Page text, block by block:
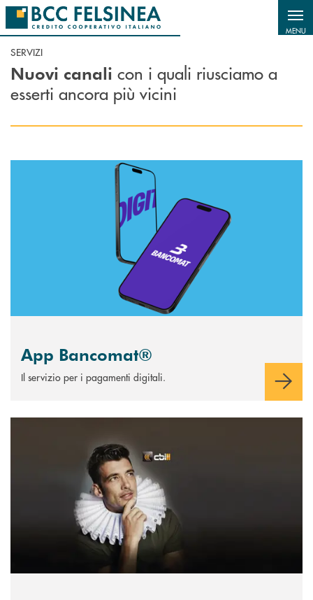
Salta al contenuto principale
MENU
SERVIZI
Nuovi canali con i quali riusciamo a
esserti ancora più vicini
Scopri di più App Bancomat®
App Bancomat®
Il servizio per i pagamenti digitali.